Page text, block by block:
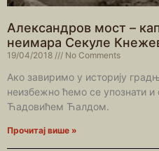
Александров мост –
неимара Секуле
19/04/2018 No Comments
Ако завиримо у историју
неизбежно ћемо се упознати
Ћадовићем Ћалдом.
Прочитај више »